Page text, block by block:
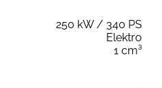
250 kW / 340 PS
Elektro
1 cm³